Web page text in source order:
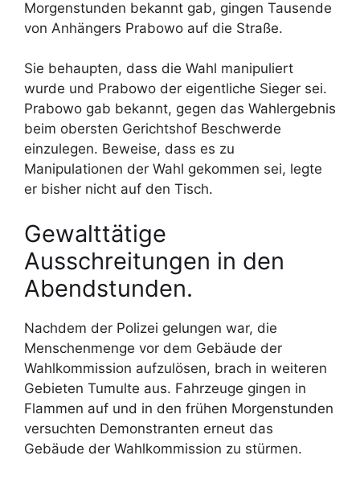
Morgenstunden bekannt gab, gingen Tausende
von Anhängers Prabowo auf die Straße.
Sie behaupten, dass die Wahl manipuliert
wurde und Prabowo der eigentliche Sieger sei.
Prabowo gab bekannt, gegen das Wahlergebnis
beim obersten Gerichtshof Beschwerde
einzulegen. Beweise, dass es zu
Manipulationen der Wahl gekommen sei, legte
er bisher nicht auf den Tisch.
Gewalttätige
Ausschreitungen in den
Abendstunden.
Nachdem der Polizei gelungen war, die
Menschenmenge vor dem Gebäude der
Wahlkommission aufzulösen, brach in weiteren
Gebieten Tumulte aus. Fahrzeuge gingen in
Flammen auf und in den frühen Morgenstunden
versuchten Demonstranten erneut das
Gebäude der Wahlkommission zu stürmen.